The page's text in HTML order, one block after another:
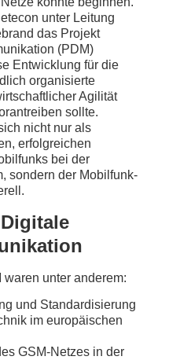
unter Leitung
das Projekt
(PDM)
Entwicklung für die
organisierte
Agilität
sollte.
nicht nur als
erfolgreichen
bei der
sondern der Mobilfunk-
unter anderem:
und Standardisierung
im europäischen
GSM-Netzes in der